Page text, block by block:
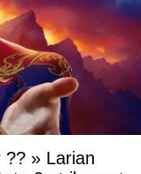
» Larian